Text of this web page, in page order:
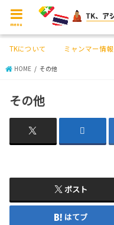
menu
TKについて ミャンマー情報
HOME その他
その他
ポスト
はてブ